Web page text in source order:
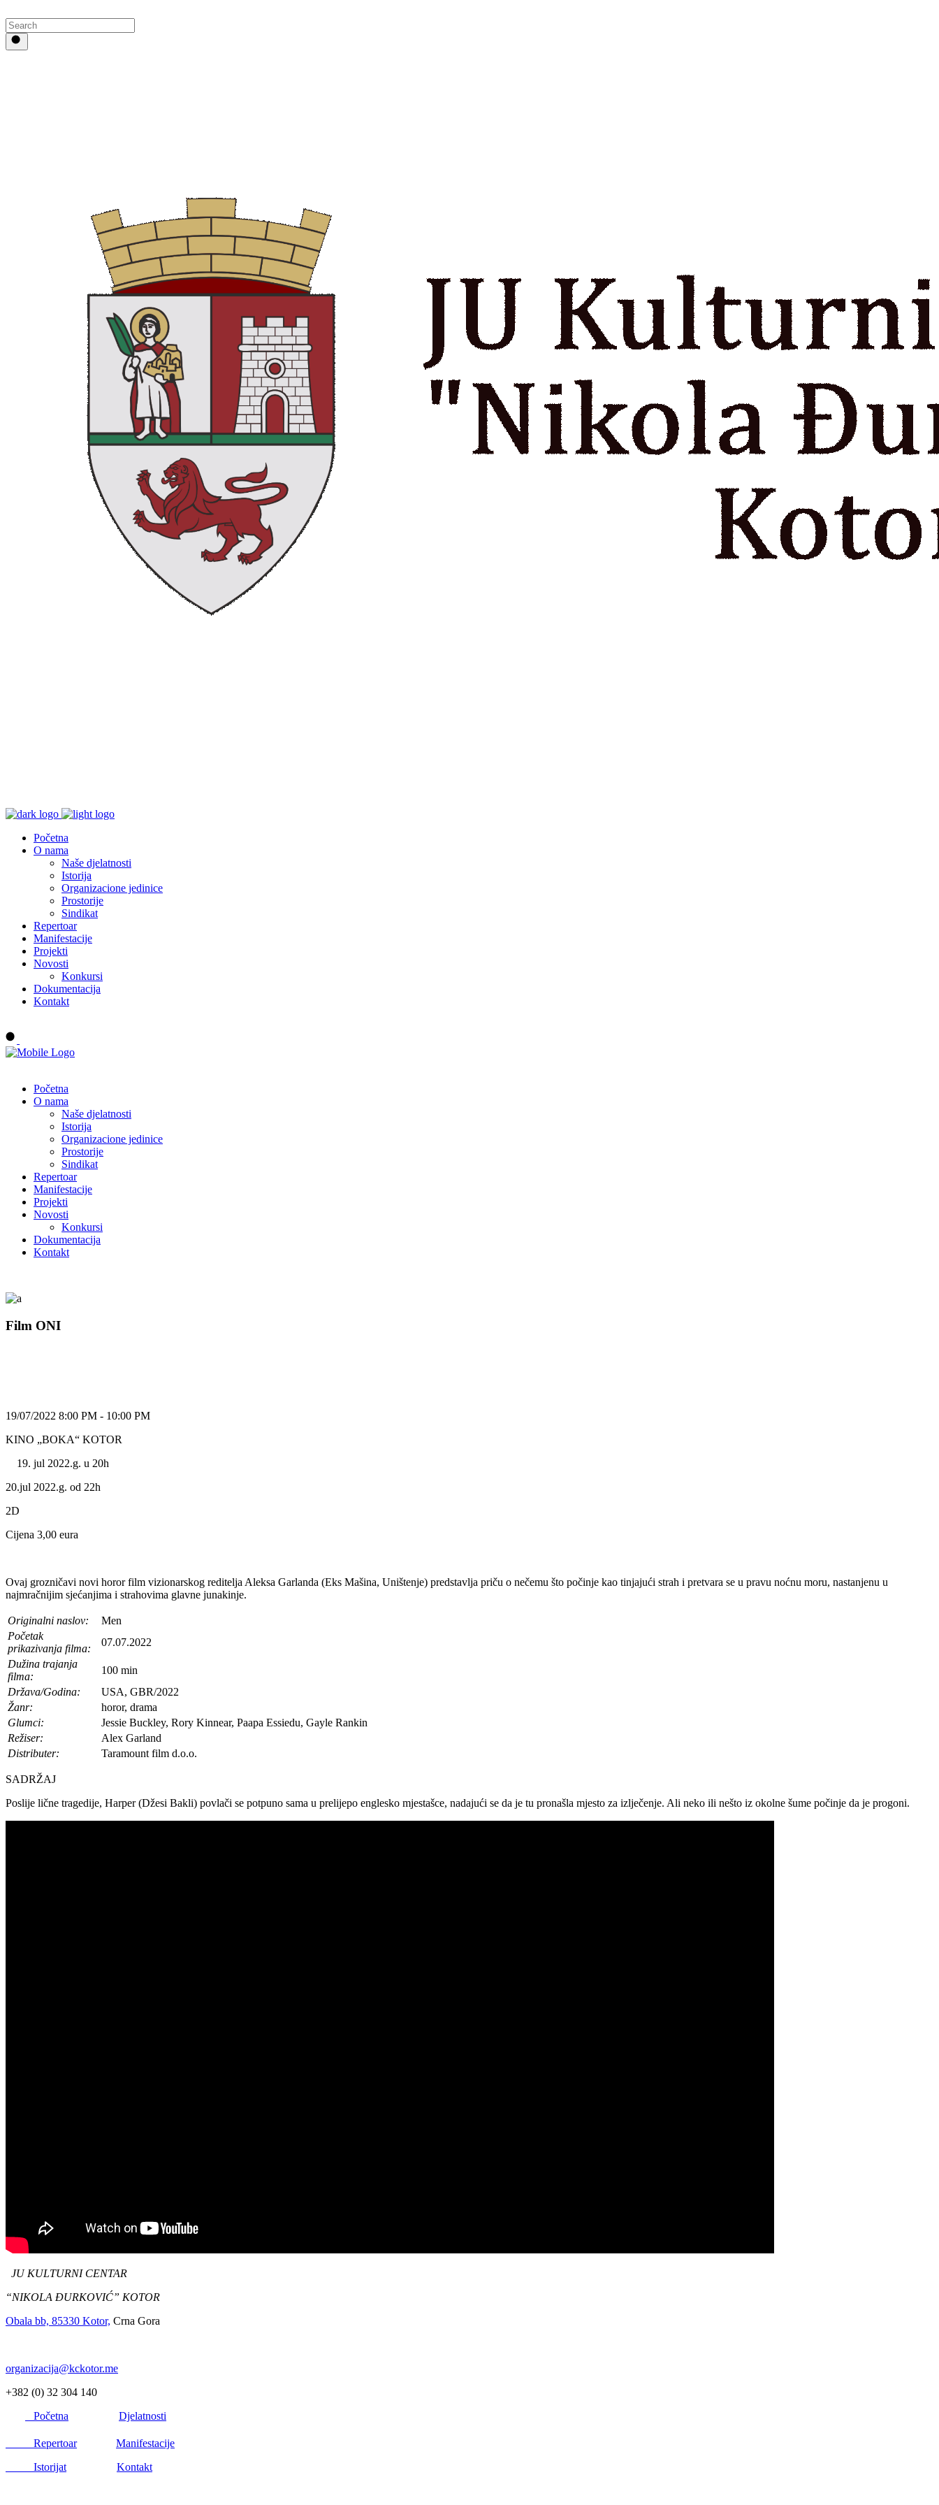
Početna
O nama
Naše djelatnosti
Istorija
Organizacione jedinice
Prostorije
Sindikat
Repertoar
Manifestacije
Projekti
Novosti
Konkursi
Dokumentacija
Kontakt
Početna
O nama
Naše djelatnosti
Istorija
Organizacione jedinice
Prostorije
Sindikat
Repertoar
Manifestacije
Projekti
Novosti
Konkursi
Dokumentacija
Kontakt
Film ONI
19/07/2022 8:00 PM - 10:00 PM
KINO „BOKA“ KOTOR
jul 2022.g. u 20h
20.jul 2022.g. od 22h
2D
Cijena 3,00 eura
Ovaj grozničavi novi horor film vizionarskog reditelja Aleksa Garlanda (Eks Mašina, Uništenje) predstavlja priču o nečemu što počinje kao tinjajući strah i pretvara se u pravu noćnu moru, nastanjenu u
najmračnijim sjećanjima i strahovima glavne junakinje.
Originalni naslov:
Men
Početak
prikazivanja filma:
07.07.2022
Dužina trajanja
filma:
100 min
Država/Godina:
USA, GBR/2022
Žanr:
horor, drama
Glumci:
Jessie Buckley, Rory Kinnear, Paapa Essiedu, Gayle Rankin
Režiser:
Alex Garland
Distributer:
Taramount film d.o.o.
SADRŽAJ
Poslije lične tragedije, Harper (Džesi Bakli) povlači se potpuno sama u prelijepo englesko mjestašce, nadajući se da je tu pronašla mjesto za izlječenje. Ali neko ili nešto iz okolne šume počinje da je progoni.
JU KULTURNI CENTAR
“NIKOLA ĐURKOVIĆ” KOTOR
Obala bb, 85330 Kotor, Crna Gora
organizacija@kckotor.me
+382 (0) 32 304 140
Početna
Djelatnosti
Repertoar
Manifestacije
Istorijat
Kontakt